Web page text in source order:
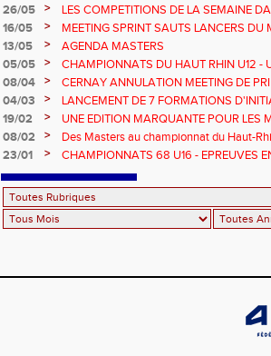
26/05
>
LES COMPETITIONS DE LA SEMAINE
16/05
>
MEETING SPRINT SAUTS LANCERS DU
13/05
>
AGENDA MASTERS
05/05
>
CHAMPIONNATS DU HAUT RHIN U12 -
08/04
>
CERNAY ANNULATION MEETING DE
04/03
>
LANCEMENT DE 7 FORMATIONS
19/02
>
UNE EDITION MARQUANTE POUR LES
08/02
>
Des Masters au championnat du Haut-
23/01
>
CHAMPIONNATS 68 U16 - EPREUVES